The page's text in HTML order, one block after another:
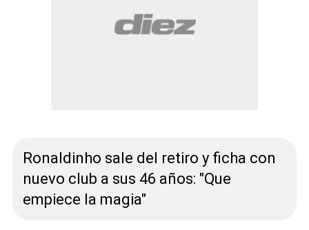
Ronaldinho sale del retiro y ficha con
nuevo club a sus 46 años: "Que
empiece la magia"